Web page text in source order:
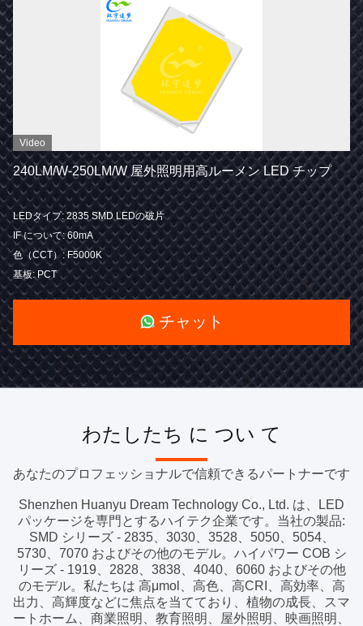
Video
240LM/W-250LM/W 屋外照明用高ルーメン LED チップ
LEDタイプ: 2835 SMD LEDの破片
IF について: 60mA
色（CCT）: F5000K
基板: PCT
チャット
わたしたち に つい て
あなたのプロフェッショナルで信頼できるパートナーです
Shenzhen Huanyu Dream Technology Co., Ltd. は、LED
パッケージを専門とするハイテク企業です。当社の製品:
SMD シリーズ - 2835、3030、3528、5050、5054、
5730、7070 およびその他のモデル。ハイパワー COB シ
リーズ - 1919、2828、3838、4040、6060 およびその他
のモデル。私たちは 高μmol、高色、高CRI、高効率、高
出力、高輝度などに焦点を当てており、植物の成長、スマ
ートホーム、商業照明、教育照明、屋外照明、映画照明、